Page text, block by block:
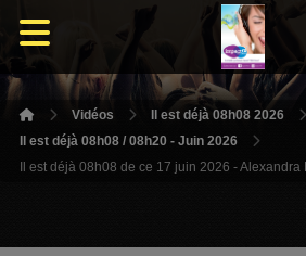
Vidéos
Il est déjà 08h08 2026
Il est déjà 08h08 / 08h20 - Juin 2026
Il est déjà 08h08 de ce 17 juin 2026 - Alexandra